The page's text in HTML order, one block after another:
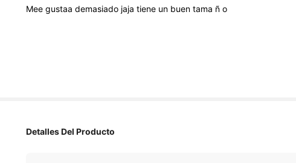
Mee gustaa demasiado jaja tiene un buen tama ñ o
Detalles Del Producto